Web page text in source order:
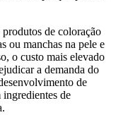
produtos de coloração
ou manchas na pele e
o custo mais elevado
a demanda do
de
de